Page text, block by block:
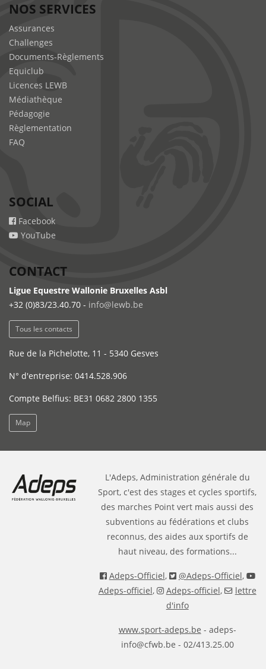
NOS SERVICES
Assurances
Challenges
Documents-Règlements
Equiclub
Licences LEWB
Médiathèque
Pédagogie
Règlementation
FAQ
SOCIAL
Facebook
YouTube
CONTACT
Ligue Equestre Wallonie Bruxelles Asbl
+32 (0)83/23.40.70 - info@lewb.be
Tous les contacts
Rue de la Pichelotte, 11 - 5340 Gesves
N° d'entreprise: 0414.528.906
Compte Belfius: BE31 0682 2800 1355
Map
L'Adeps, Administration générale du
Sport, c'est des stages et cycles sportifs,
des marches Point vert mais aussi des
subventions au fédérations et clubs
reconnus, des aides aux sportifs de
haut niveau, des formations...
Adeps-Officiel, @Adeps-Officiel,
Adeps-officiel, Adeps-officiel,
lettre
d'info
www.sport-adeps.be - adeps-
info@cfwb.be - 02/413.25.00